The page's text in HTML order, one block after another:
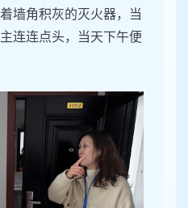
墙角积灰的灭火器，当
连连点头，当天下午便